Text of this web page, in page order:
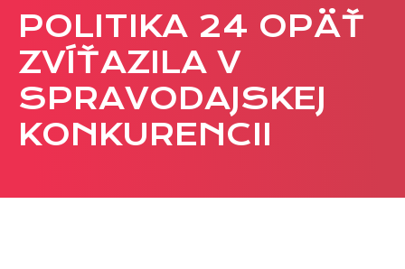
PRODUKCIA
REKLAMA
Viac o reklamných formátoch
Obchodné podmienky
Prezentácia 2026
POLITIKA 24 OPÄŤ
ZVÍŤAZILA V
SPRAVODAJSKEJ
KONKURENCII